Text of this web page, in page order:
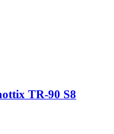
TR-90 S8